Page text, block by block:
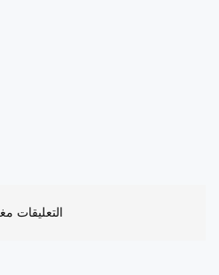
التعليقات